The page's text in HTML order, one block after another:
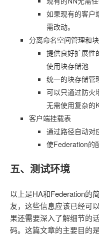
如果现有的客户
需改动。
分离命名空间管理和
提供良好扩展性
使用块存储池
统一的块存储管
可以只通过防火
无需使用复杂的
客户端挂载表
通过路径自动对
使Federation的
五、测试环境
以上是HA和Federation的
友，这些信息应该已经可
果还需要深入了解细节的
码。这篇文章的主要目的